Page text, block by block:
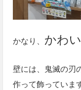
かなり、 かわ
壁には、鬼滅の刃
作って飾っています